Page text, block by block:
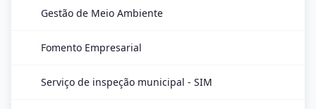
Gestão de Meio Ambiente
Fomento Empresarial
Serviço de inspeção municipal - SIM